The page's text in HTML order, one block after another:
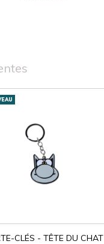
CLÉS - TÊTE DU CHAT